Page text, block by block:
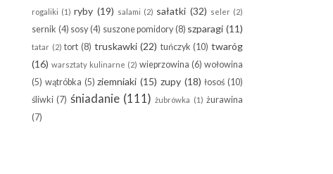
rogaliki (1) ryby (19) salami (2) sałatki (32) seler (2)
sernik (4) sosy(4) suszone pomidory(8) szparagi (11)
tatar (2) tort (8) truskawki (22) tuńczyk (10) twaróg
(16) warsztaty kulinarne (2) wieprzowina (6) wołowina
(5) wątróbka (5) ziemniaki (15) zupy (18) łosoś (10)
śliwki (7) śniadanie (111) żubrówka (1) żurawina
(7)